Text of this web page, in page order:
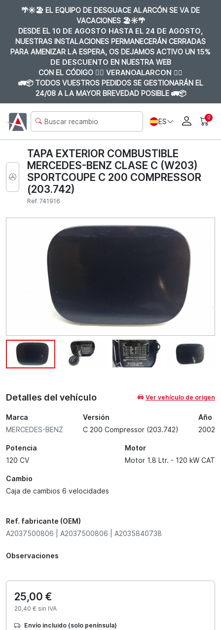
🌴☀️🏖️ EL EQUIPO DE DESGUACE ALARCÓN SE VA DE
VACACIONES 🏖️☀️🌴
DESDE EL 10 DE AGOSTO HASTA EL 24 DE AGOSTO,
NUESTRAS INSTALACIONES PERMANECERÁN CERRADAS
PARA AMENIZAR LA ESPERA, OS DEJAMOS ACTIVO UN 15%
DE DESCUENTO EN NUESTRA WEB
CON EL CÓDIGO 👉🏼 VERANOALARCON 👈🏼
🚛📦 TODOS VUESTROS PEDIDOS SE GESTIONARÁN EL
24/08 A LA MAYOR BREVEDAD POSIBLE 🚛📦
ES 0
TAPA EXTERIOR COMBUSTIBLE
MERCEDES-BENZ CLASE C (W203)
SPORTCOUPE C 200 COMPRESSOR
(203.742)
Ref. 741916
Detalles del vehículo Ver vehículo de origen
Marca
MERCEDES-BENZ
Versión
C 200 Compressor (203.742)
Año
2002
Potencia
120 CV
Motor
Motor 1.8 Ltr. - 120 kW CAT
Cambio
Caja de cambios 6 velocidades
Ref. fabricante (OEM)
A2037500806 | A2037500806 | A2035840738
Observaciones
25,00 €
20,40 € sin IVA
Envío incluido (solo península)